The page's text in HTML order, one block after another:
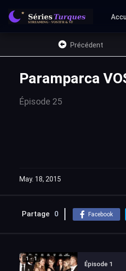
Précédent
Paramparca
Épisode 25
May. 18, 2015
Partage 0 Facebook
1 - 1
Épisode 1